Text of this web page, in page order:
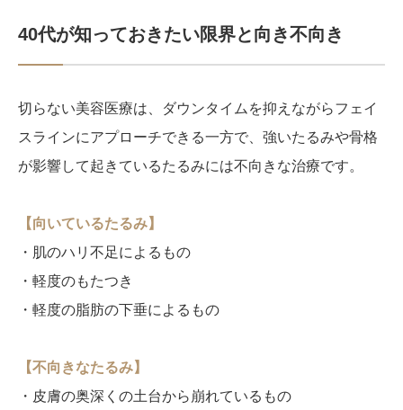
40代が知っておきたい限界と向き不向き
切らない美容医療は、ダウンタイムを抑えながらフェイ
スラインにアプローチできる一方で、強いたるみや骨格
が影響して起きているたるみには不向きな治療です。
【向いているたるみ】
・肌のハリ不足によるもの
・軽度のもたつき
・軽度の脂肪の下垂によるもの
【不向きなたるみ】
・皮膚の奥深くの土台から崩れているもの